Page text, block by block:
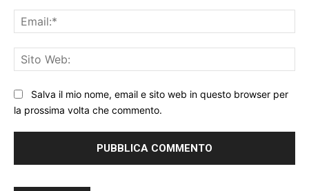
Salva il mio nome, email e sito web in questo browser per
la prossima volta che commento.